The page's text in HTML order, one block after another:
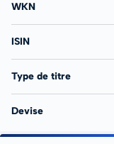
WKN
ISIN
Type de titre
Devise